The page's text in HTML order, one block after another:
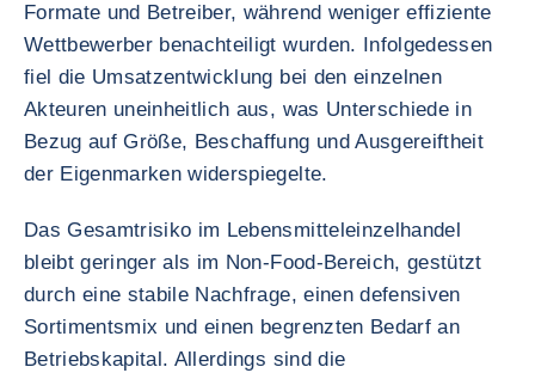
Formate und Betreiber, während weniger effiziente
Wettbewerber benachteiligt wurden. Infolgedessen
fiel die Umsatzentwicklung bei den einzelnen
Akteuren uneinheitlich aus, was Unterschiede in
Bezug auf Größe, Beschaffung und Ausgereiftheit
der Eigenmarken widerspiegelte.
Das Gesamtrisiko im Lebensmitteleinzelhandel
bleibt geringer als im Non-Food-Bereich, gestützt
durch eine stabile Nachfrage, einen defensiven
Sortimentsmix und einen begrenzten Bedarf an
Betriebskapital. Allerdings sind die